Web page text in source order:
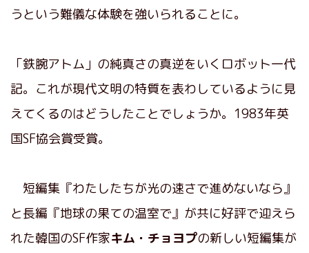
うという難儀な体験を強いられることに。
「鉄腕アトム」の純真さの真逆をいくロボット一代
記。これが現代文明の特質を表わしているように見
えてくるのはどうしたことでしょうか。1983年英
国SF協会賞受賞。
短編集『わたしたちが光の速さで進めないなら』
と長編『地球の果ての温室で』が共に好評で迎えら
れた韓国のSF作家キム・チョヨプの新しい短編集が